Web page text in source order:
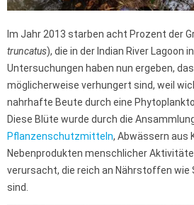
Im Jahr 2013 starben acht Prozent der
truncatus), die in der Indian River Lagoon
Untersuchungen haben nun ergeben,
möglicherweise verhungert sind, weil
nahrhafte Beute durch eine
Diese Blüte wurde durch die
Pflanzenschutzmitteln, Abwässern aus
Nebenprodukten menschlicher
verursacht, die reich an Nährstoffen
sind.